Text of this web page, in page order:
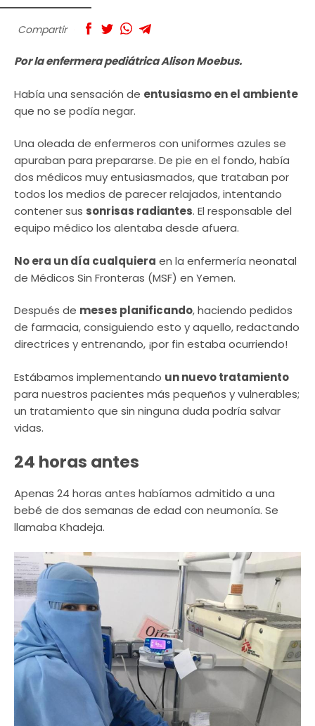
Compartir
Por la enfermera pediátrica Alison Moebus.
Había una sensación de entusiasmo en el ambiente
que no se podía negar.
Una oleada de enfermeros con uniformes azules se
apuraban para prepararse. De pie en el fondo, había
dos médicos muy entusiasmados, que trataban por
todos los medios de parecer relajados, intentando
contener sus sonrisas radiantes. El responsable del
equipo médico los alentaba desde afuera.
No era un día cualquiera en la enfermería neonatal
de Médicos Sin Fronteras (MSF) en Yemen.
Después de meses planificando, haciendo pedidos
de farmacia, consiguiendo esto y aquello, redactando
directrices y entrenando, ¡por fin estaba ocurriendo!
Estábamos implementando un nuevo tratamiento
para nuestros pacientes más pequeños y vulnerables;
un tratamiento que sin ninguna duda podría salvar
vidas.
24 horas antes
Apenas 24 horas antes habíamos admitido a una
bebé de dos semanas de edad con neumonía. Se
llamaba Khadeja.